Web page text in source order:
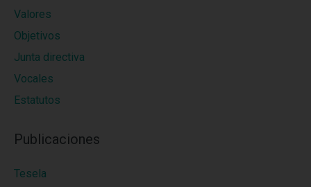
Valores
Objetivos
Junta directiva
Vocales
Estatutos
Publicaciones
Tesela